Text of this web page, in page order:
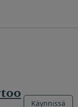
Käynnissä